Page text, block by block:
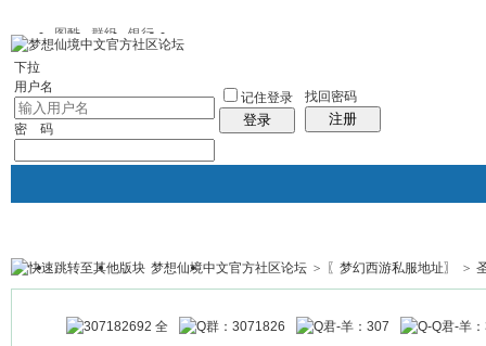
图酷 群组 银行
下拉
用户名
密 码
记住登录
登录
找回密码
注册
银行 群组聚合 我的空间
帖子
梦想仙境中文官方社区论坛 > 〖梦幻西游私服地址〗 >